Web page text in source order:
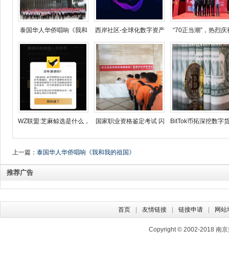
泰国华人华侨唱响《我和 西岸社区-全球化数字资产 “70正当潮”，热烈庆
WZ联盟:芝麻鲸选是什么， 国家职业资格鉴定考试 闪 BitTok币拓深挖数字
上一篇： 泰国华人华侨唱响《我和我的祖国》
推荐广告
首页 友情链接 链接申请 网站
Copyright © 2002-2018 南